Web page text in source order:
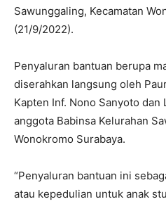
Sawunggaling, Kecamatan
(21/9/2022).
Penyaluran bantuan berupa
diserahkan langsung oleh
Kapten Inf. Nono Sanyoto
anggota Babinsa Kelurahan
Wonokromo Surabaya.
“Penyaluran bantuan ini
atau kepedulian untuk anak